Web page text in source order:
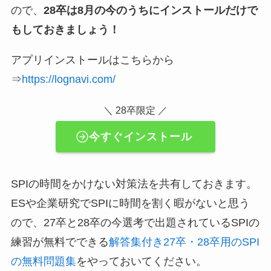
ので、 28卒は8月の今のうちにインストールだけで
もしておきましょう！
アプリインストールはこちらから
⇒https://lognavi.com/
＼ 28卒限定 ／
今すぐインストール
SPIの時間をかけない対策法を共有しておきます。
ESや企業研究でSPIに時間を割く暇がないと思う
ので、27卒と28卒の今選考で出題されているSPIの
練習が無料でできる解答集付き27卒・28卒用のSPI
の無料問題集をやっておいてください。